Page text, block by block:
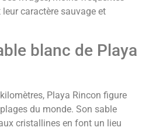
caractère sauvage et
blanc de Playa
Playa Rincon figure
du monde. Son sable
cristallines en font un lieu